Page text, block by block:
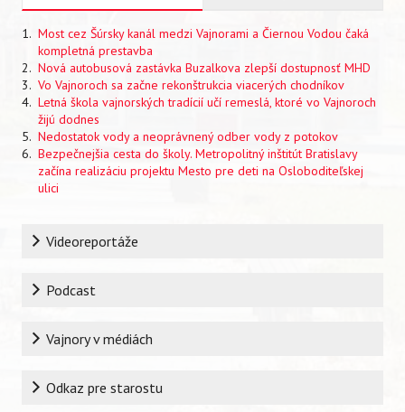
Vyhľadávanie
Most cez Šúrsky kanál medzi Vajnorami a Čiernou Vodou čaká
kompletná prestavba
Nová autobusová zastávka Buzalkova zlepší dostupnosť MHD
Vo Vajnoroch sa začne rekonštrukcia viacerých chodníkov
Letná škola vajnorských tradícií učí remeslá, ktoré vo Vajnoroch
žijú dodnes
Nedostatok vody a neoprávnený odber vody z potokov
Bezpečnejšia cesta do školy. Metropolitný inštitút Bratislavy
začína realizáciu projektu Mesto pre deti na Osloboditeľskej
ulici
RubrikaVideoreportáže
Podcast
Vajnory v médiách
Odkaz pre starostu